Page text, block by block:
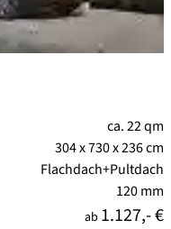
ca. 22 qm
304 x 730 x 236 cm
Flachdach+Pultdach
120 mm
ab 1.127,- €